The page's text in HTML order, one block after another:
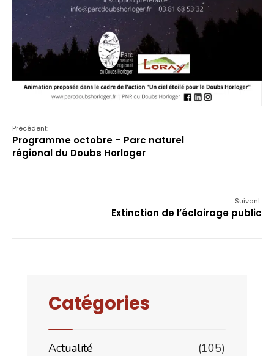
Précédent:
Programme octobre – Parc naturel
régional du Doubs Horloger
Suivant:
Extinction de l’éclairage public
Catégories
Actualité
(105)